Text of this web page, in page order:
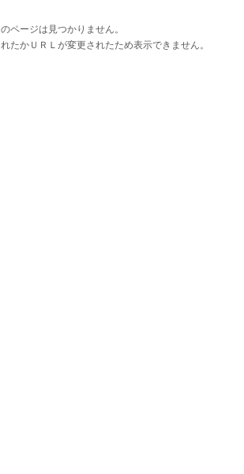
ページは見つかりません。
たかＵＲＬが変更されたため表示できません。